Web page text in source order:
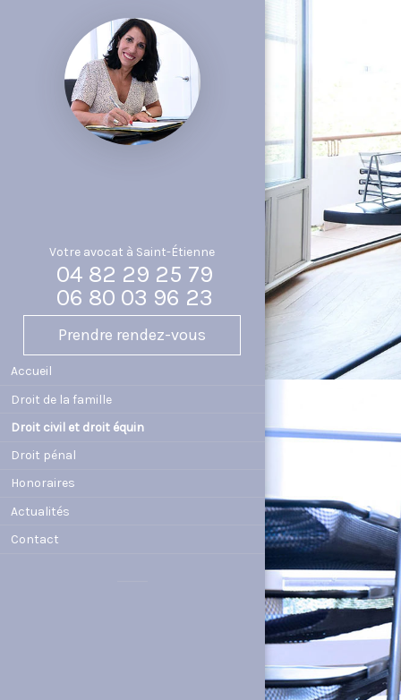
Votre avocat à Saint-Étienne
04 82 29 25 79
06 80 03 96 23
Prendre rendez-vous
Accueil
Droit de la famille
Droit civil et droit équin
Droit pénal
Honoraires
Actualités
Contact